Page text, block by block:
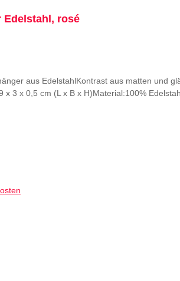
Edelstahl, rosé
aus EdelstahlKontrast aus matten und
x 3 x 0,5 cm (L x B x H)Material:100%